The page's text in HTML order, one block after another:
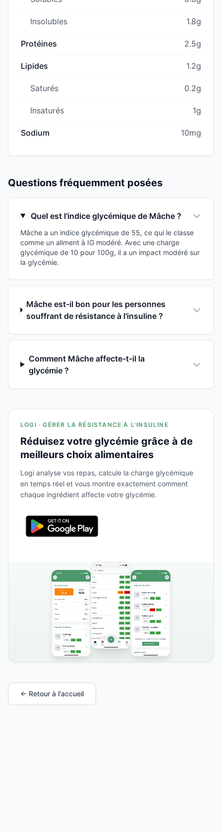
Insolubles 1.8g
Protéines 2.5g
Lipides 1.2g
Saturés 0.2g
Insaturés 1g
Sodium 10mg
Questions fréquemment posées
Quel est l'indice glycémique de Mâche ?
Mâche a un indice glycémique de 55, ce qui le classe
comme un aliment à IG modéré. Avec une charge
glycémique de 10 pour 100g, il a un impact modéré sur
la glycémie.
Mâche est-il bon pour les personnes
souffrant de résistance à l'insuline ?
Comment Mâche affecte-t-il la
glycémie ?
LOGI · GÉRER LA RÉSISTANCE À L'INSULINE
Réduisez votre glycémie grâce à de
meilleurs choix alimentaires
Logi analyse vos repas, calcule la charge glycémique
en temps réel et vous montre exactement comment
chaque ingrédient affecte votre glycémie.
← Retour à l'accueil